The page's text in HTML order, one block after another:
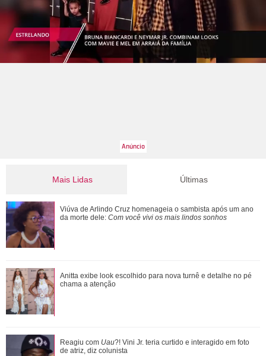
Mais Lidas
Filho de Faustão, João Silva relembra relação com Hebe
Camargo e fala sobre carinho pelo ...
Atriz de The Studio fala sobre participação especial de
Madonna na segunda temporada da sé...
Nazli elabora um plano para pedir desculpas a Omer. Veja o
que vai rolar em Coração de Mã...
Últimas
Viúva de Arlindo Cruz homenageia o sambista após um ano
da morte dele: Com você vivi os mais lindos sonhos
Anitta exibe look escolhido para nova turnê e detalhe no pé
chama a atenção
Reagiu com Uau?! Vini Jr. teria curtido e interagido em foto
de atriz, diz colunista